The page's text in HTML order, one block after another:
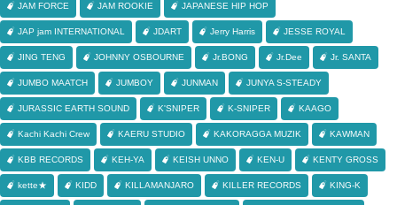
JAM FORCE JAM ROOKIE JAPANESE HIP HOP
JAP jam INTERNATIONAL JDART Jerry Harris JESSE ROYAL
JING TENG JOHNNY OSBOURNE Jr.BONG Jr.Dee Jr. SANTA
JUMBO MAATCH JUMBOY JUNMAN JUNYA S-STEADY
JURASSIC EARTH SOUND K'SNIPER K-SNIPER KAAGO
Kachi Kachi Crew KAERU STUDIO KAKORAGGA MUZIK KAWMAN
KBB RECORDS KEH-YA KEISH UNNO KEN-U KENTY GROSS
kette★ KIDD KILLAMANJARO KILLER RECORDS KING-K